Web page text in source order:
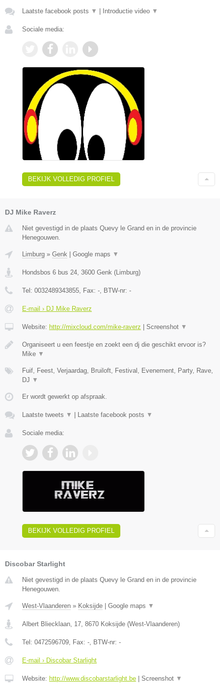
Laatste facebook posts ▼ Introductie video ▼
Sociale media:
BEKIJK VOLLEDIG PROFIEL
DJ Mike Raverz
Niet gevestigd in de plaats Quevy le Grand en in de provincie
Henegouwen.
Limburg » Genk Google maps ▼
Hondsbos 6 bus 24, 3600 Genk (Limburg)
Tel: 0032489343855, Fax: -, BTW-nr: -
E-mail › DJ Mike Raverz
Website: http://mixcloud.com/mike-raverz Screenshot ▼
Organiseert u een feestje en zoekt een dj die geschikt ervoor is?
Mike ▼
Fuif, Feest, Verjaardag, Bruiloft, Festival, Evenement, Party, Rave,
DJ ▼
Er wordt gewerkt op afspraak.
Laatste tweets ▼ Laatste facebook posts ▼
Sociale media:
BEKIJK VOLLEDIG PROFIEL
Discobar Starlight
Niet gevestigd in de plaats Quevy le Grand en in de provincie
Henegouwen.
West-Vlaanderen » Koksijde | Google maps ▼
Albert Bliecklaan, 17 8670 Koksijde (West-Vlaanderen)
Tel: 0472596709 , Fax: - , BTW-nr: -
E-mail › Discobar Starlight
Website: http://www.discobarstarlight.be | Screenshot ▼